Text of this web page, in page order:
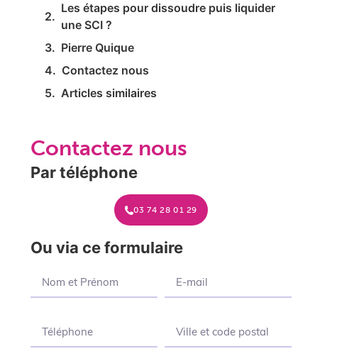
Les étapes pour dissoudre puis liquider
une SCI ?
Pierre Quique​
Contactez nous
Articles similaires
Contactez nous
Par téléphone
03 74 28 01 29
Ou via ce formulaire